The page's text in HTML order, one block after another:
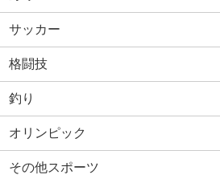
サッカー
格闘技
釣り
オリンピック
その他スポーツ